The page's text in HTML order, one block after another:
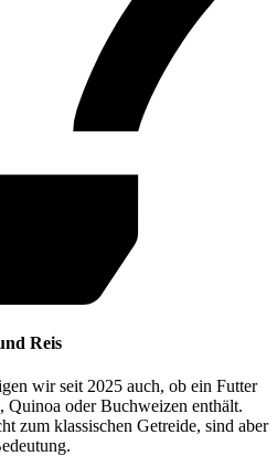
Reis
wir seit 2025 auch, ob ein Futter
Quinoa oder Buchweizen enthält.
zum klassischen Getreide, sind aber